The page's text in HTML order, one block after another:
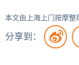
本文由上海上门按摩整
分享到：